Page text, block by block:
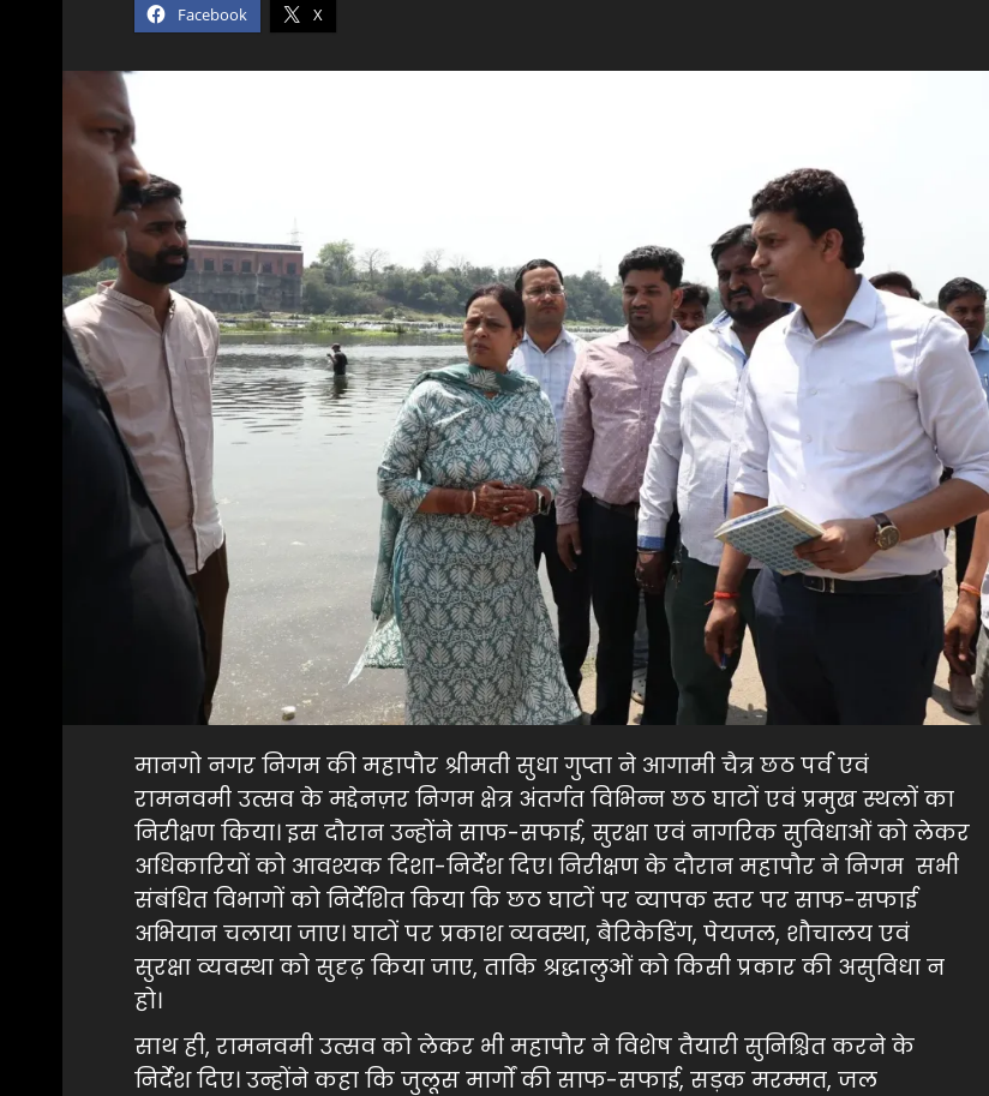
Facebook X
मानगो नगर निगम की महापौर श्रीमती सुधा गुप्ता ने आगामी चैत्र छठ पर्व एवं
रामनवमी उत्सव के मद्देनज़र निगम क्षेत्र अंतर्गत विभिन्न छठ घाटों एवं प्रमुख स्थलों का
निरीक्षण किया। इस दौरान उन्होंने साफ-सफाई, सुरक्षा एवं नागरिक सुविधाओं को लेकर
अधिकारियों को आवश्यक दिशा-निर्देश दिए। निरीक्षण के दौरान महापौर ने निगम सभी
संबंधित विभागों को निर्देशित किया कि छठ घाटों पर व्यापक स्तर पर साफ-सफाई
अभियान चलाया जाए। घाटों पर प्रकाश व्यवस्था, बैरिकेडिंग, पेयजल, शौचालय एवं
सुरक्षा व्यवस्था को सुदृढ़ किया जाए, ताकि श्रद्धालुओं को किसी प्रकार की असुविधा न
हो।
साथ ही, रामनवमी उत्सव को लेकर भी महापौर ने विशेष तैयारी सुनिश्चित करने के
निर्देश दिए। उन्होंने कहा कि जुलूस मार्गों की साफ-सफाई, सड़क मरम्मत, जल